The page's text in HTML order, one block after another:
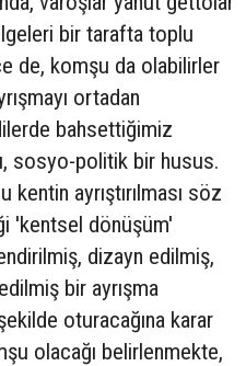
bir tarafta toplu
de, komşu da olabilirler
ortadan
bahsettiğimiz
sosyo-politik bir husus.
ayrıştırılması söz
'kentsel dönüşüm'
dizayn edilmiş,
bir ayrışma
oturacağına karar
olacağı belirlenmekte,